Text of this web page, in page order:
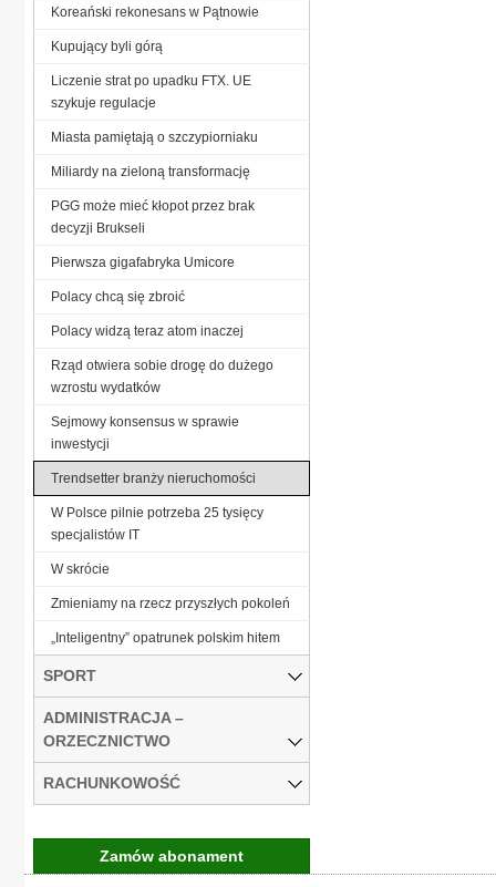
Koreański rekonesans w Pątnowie
Kupujący byli górą
Liczenie strat po upadku FTX. UE
szykuje regulacje
Miasta pamiętają o szczypiorniaku
Miliardy na zieloną transformację
PGG może mieć kłopot przez brak
decyzji Brukseli
Pierwsza gigafabryka Umicore
Polacy chcą się zbroić
Polacy widzą teraz atom inaczej
Rząd otwiera sobie drogę do dużego
wzrostu wydatków
Sejmowy konsensus w sprawie
inwestycji
Trendsetter branży nieruchomości
W Polsce pilnie potrzeba 25 tysięcy
specjalistów IT
W skrócie
Zmieniamy na rzecz przyszłych pokoleń
„Inteligentny” opatrunek polskim hitem
SPORT
ADMINISTRACJA –
ORZECZNICTWO
RACHUNKOWOŚĆ
Zamów abonament